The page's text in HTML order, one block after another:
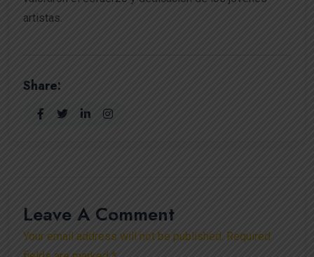
artistas.
Share:
Leave A Comment
Your email address will not be published. Required